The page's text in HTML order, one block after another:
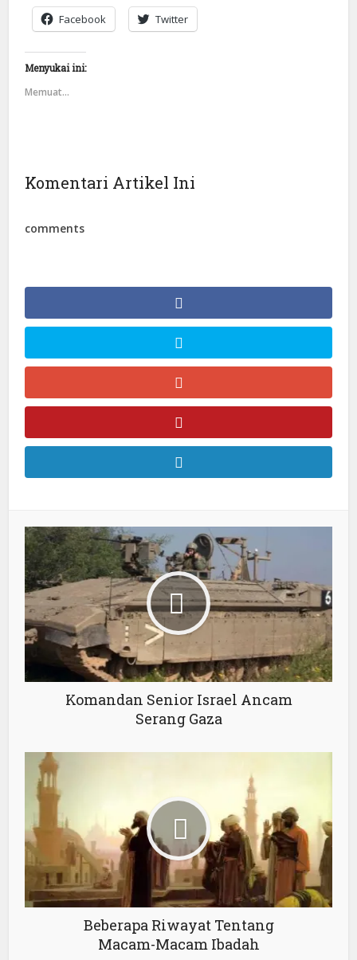
Facebook Twitter
Menyukai ini:
Memuat...
Komentari Artikel Ini
comments
Komandan Senior Israel Ancam
Serang Gaza
Beberapa Riwayat Tentang
Macam-Macam Ibadah